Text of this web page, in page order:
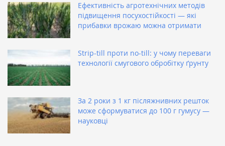
Ефективність агротехнічних методів
підвищення посухостійкості — які
прибавки врожаю можна отримати
Strip-till проти no-till: у чому переваги
технології смугового обробітку ґрунту
За 2 роки з 1 кг післяжнивних решток
може сформуватися до 100 г гумусу —
науковці